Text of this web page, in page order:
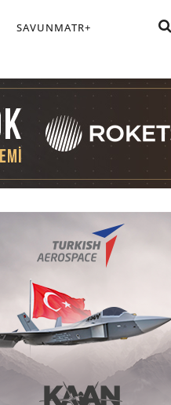
SAVUNMATR+